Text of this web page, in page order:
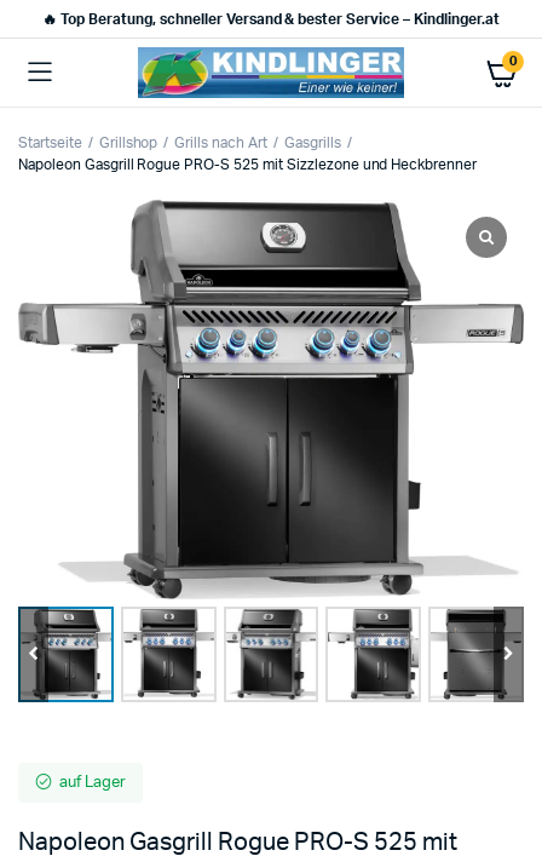
🔥 Top Beratung, schneller Versand & bester Service – Kindlinger.at
0
Startseite Grillshop Grills nach Art
Gasgrills
Napoleon Gasgrill Rogue PRO-S 525 mit Sizzlezone und Heckbrenner
auf Lager
Napoleon Gasgrill Rogue PRO-S 525 mit